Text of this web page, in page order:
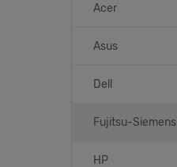
Acer
Asus
Dell
Fujitsu-Siemens
HP